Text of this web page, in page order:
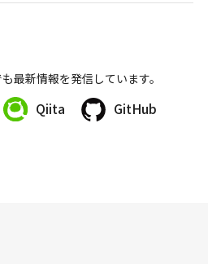
最新情報を発信しています。
Qiita GitHub